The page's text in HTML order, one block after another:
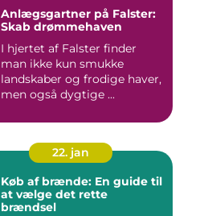
Anlægsgartner på Falster:
Skab drømmehaven
I hjertet af Falster finder
man ikke kun smukke
landskaber og frodige haver,
men også dygtige ...
22. jan
Køb af brænde: En guide til
at vælge det rette
brændsel